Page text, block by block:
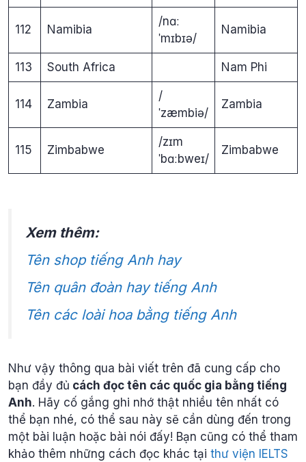
112 Namibia
/nɑː
ˈmɪbɪə/
Namibia
113 South Africa Nam Phi
114 Zambia
/
ˈzæmbiə/
Zambia
115 Zimbabwe
/zɪm
ˈbɑːbweɪ/
Zimbabwe
Xem thêm:
Tên shop tiếng Anh hay
Tên quân đoàn hay tiếng Anh
Tên các loài hoa bằng tiếng Anh
Như vậy thông qua bài viết trên đã cung cấp cho
bạn đầy đủ cách đọc tên các quốc gia bằng tiếng
Anh. Hãy cố gắng ghi nhớ thật nhiều tên nhất có
thể bạn nhé, có thể sau này sẽ cần dùng đến trong
một bài luận hoặc bài nói đấy! Bạn cũng có thể tham
khảo thêm những cách đọc khác tại thư viện IELTS